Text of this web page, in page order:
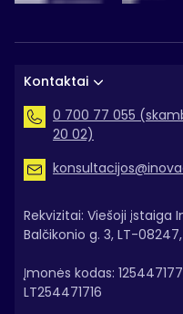
Kontaktai
0 700 77 055
20 02)
Rekvizitai: Viešoji
Balčikonio g. 3, LT-
Įmonės kodas:
LT254471716